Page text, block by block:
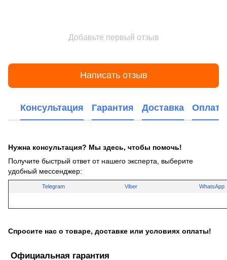
Добавьте первый отзыв
Написать отзыв
Консультация Гарантия Доставка Оплата
Нужна консультация? Мы здесь, чтобы помочь!
Получите быстрый ответ от нашего эксперта, выберите
удобный мессенджер:
Telegram Viber WhatsApp
Спросите нас о товаре, доставке или условиях оплаты!
Официальная гарантия